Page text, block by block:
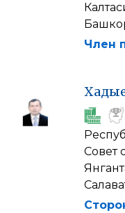
Член
Совет